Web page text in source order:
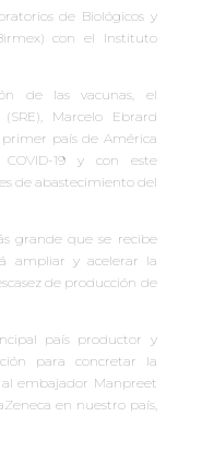
de Biológicos y
con el Instituto
de las vacunas, el
Marcelo Ebrard
primer país de América
19 y con este
de abastecimiento del
grande que se recibe
ampliar y acelerar la
de producción de
país productor y
para concretar la
embajador Manpreet
en nuestro país,